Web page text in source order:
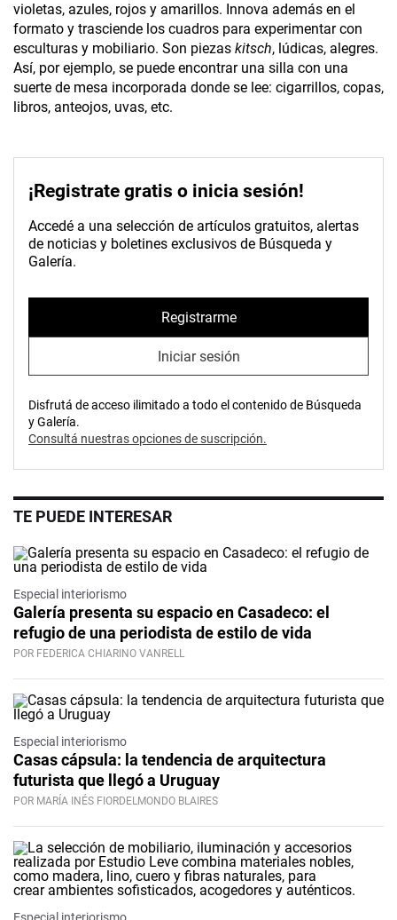
violetas, azules, rojos y amarillos. Innova además en el
formato y trasciende los cuadros para experimentar con
esculturas y mobiliario. Son piezas kitsch, lúdicas, alegres.
Así, por ejemplo, se puede encontrar una silla con una
suerte de mesa incorporada donde se lee: cigarrillos, copas,
libros, anteojos, uvas, etc.
¡Registrate gratis o inicia sesión!
Accedé a una selección de artículos gratuitos, alertas
de noticias y boletines exclusivos de Búsqueda y
Galería.
Registrarme
Iniciar sesión
Disfrutá de acceso ilimitado a todo el contenido de Búsqueda
y Galería.
Consultá nuestras opciones de suscripción.
TE PUEDE INTERESAR
Especial interiorismo
Galería presenta su espacio en Casadeco: el
refugio de una periodista de estilo de vida
POR FEDERICA CHIARINO VANRELL
Especial interiorismo
Casas cápsula: la tendencia de arquitectura
futurista que llegó a Uruguay
POR MARÍA INÉS FIORDELMONDO BLAIRES